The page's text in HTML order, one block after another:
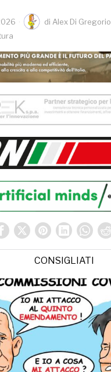
di Alex Di Gregorio
CONSIGLIATI